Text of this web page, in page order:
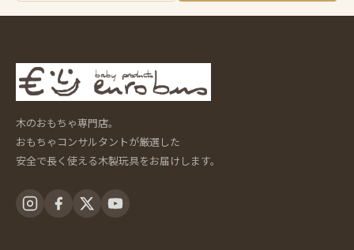
木のおもちゃ専門店。
おもちゃコンサルタントが厳選した
安全で長く使える木製玩具をお届けします。